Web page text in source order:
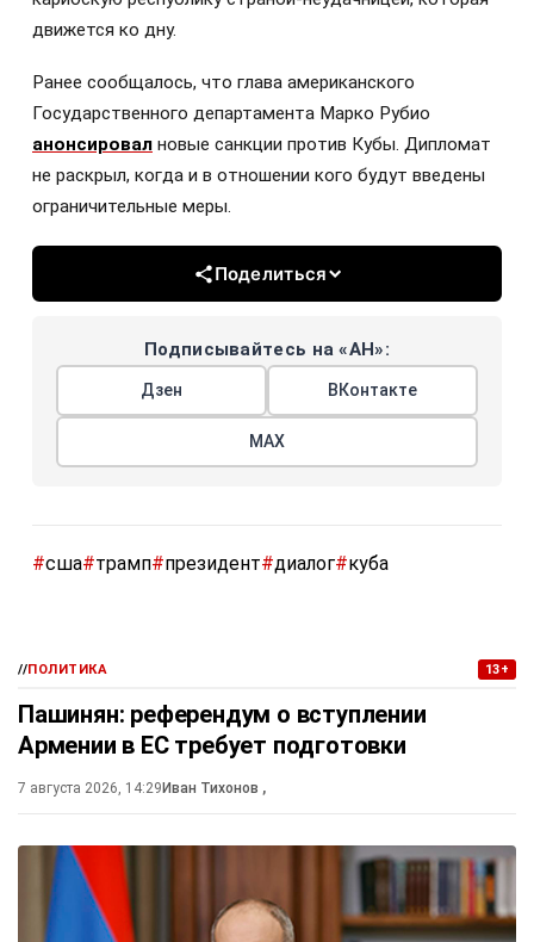
движется ко дну.
Ранее сообщалось, что глава американского
Государственного департамента Марко Рубио
анонсировал новые санкции против Кубы. Дипломат
не раскрыл, когда и в отношении кого будут введены
ограничительные меры.
Поделиться
Подписывайтесь на «АН»:
Дзен ВКонтакте
МАХ
#сша#трамп#президент#диалог#куба
//ПОЛИТИКА 13+
Пашинян: референдум о вступлении
Армении в ЕС требует подготовки
7 августа 2026, 14:29 Иван Тихонов ,